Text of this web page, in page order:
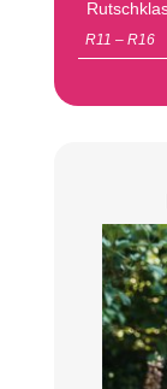
R11 – R16